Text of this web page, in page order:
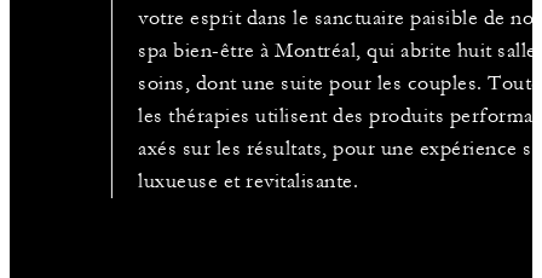
votre esprit dans le sanctuaire paisible de
spa bien-être à Montréal, qui abrite huit
soins, dont une suite pour les couples.
les thérapies utilisent des produits
axés sur les résultats, pour une expérience
luxueuse et revitalisante.